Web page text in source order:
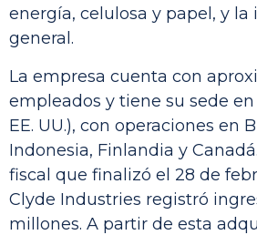
energía, celulosa y papel, y la
general.
La empresa cuenta con
empleados y tiene su sede
EE. UU.), con operaciones en
Indonesia, Finlandia y
fiscal que finalizó el 28 de
Clyde Industries registró
millones. A partir de esta